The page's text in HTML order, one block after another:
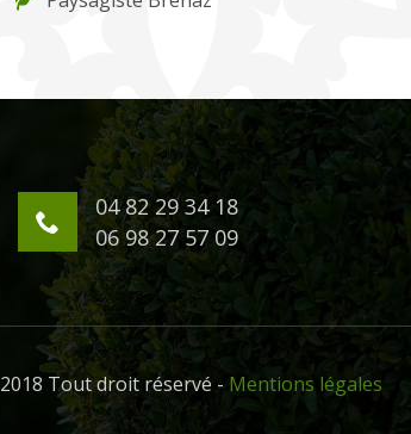
04 82 29 34 18
06 98 27 57 09
Tout droit réservé - Mentions légales